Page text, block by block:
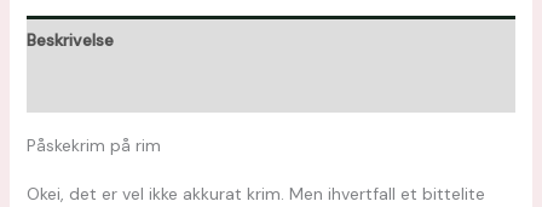
Beskrivelse
Påskekrim på rim
Okei, det er vel ikke akkurat krim. Men ihvertfall et bittelite